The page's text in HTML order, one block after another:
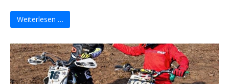
Weiterlesen …